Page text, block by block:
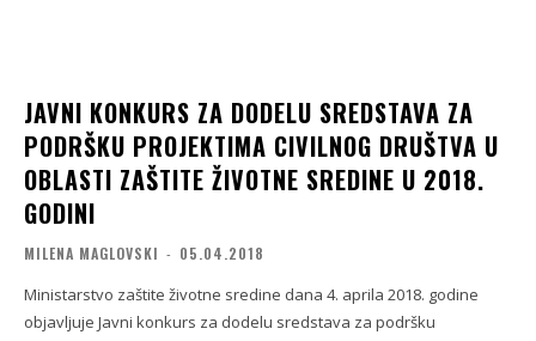
JAVNI KONKURS ZA DODELU SREDSTAVA ZA
PODRŠKU PROJEKTIMA CIVILNOG DRUŠTVA U
OBLASTI ZAŠTITE ŽIVOTNE SREDINE U 2018.
GODINI
MILENA MAGLOVSKI - 05.04.2018
Ministarstvo zaštite životne sredine dana 4. aprila 2018. godine
objavljuje Javni konkurs za dodelu sredstava za podršku